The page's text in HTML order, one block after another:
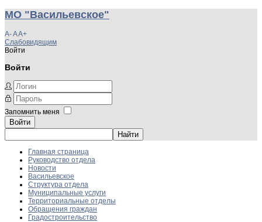
МО "Васильевское"
A-AA+
Слабовидящим
Войти
Войти
Запомнить меня
Войти
Главная страница
Руководство отдела
Новости
Васильевское
Структура отдела
Муниципальные услуги
Территориальные отделы
Обращения граждан
Градостроительство